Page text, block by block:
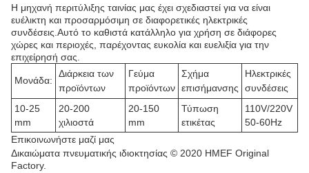
Η μηχανή περιτύλιξης ταινίας μας έχει σχεδιαστεί για να είναι
ευέλικτη και προσαρμόσιμη σε διαφορετικές ηλεκτρικές
συνδέσεις.Αυτό το καθιστά κατάλληλο για χρήση σε διάφορες
χώρες και περιοχές, παρέχοντας ευκολία και ευελιξία για την
επιχείρησή σας.
Μονάδα:
Διάρκεια των
προϊόντων
Γεύμα
προϊόντων
Σχήμα
επισήμανσης
Ηλεκτρικές
συνδέσεις
10-25
mm
20-200
χιλιοστά
20-150
mm
Τύπωση
ετικέτας
110V/220V
50-60Hz
Επικοινωνήστε μαζί μας
Δικαιώματα πνευματικής ιδιοκτησίας © 2020 HMEF Original
Factory.